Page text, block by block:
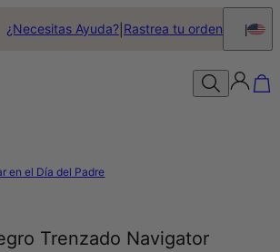
¿Necesitas Ayuda? Rastrea tu orden
en el Día del Padre
Trenzado Navigator